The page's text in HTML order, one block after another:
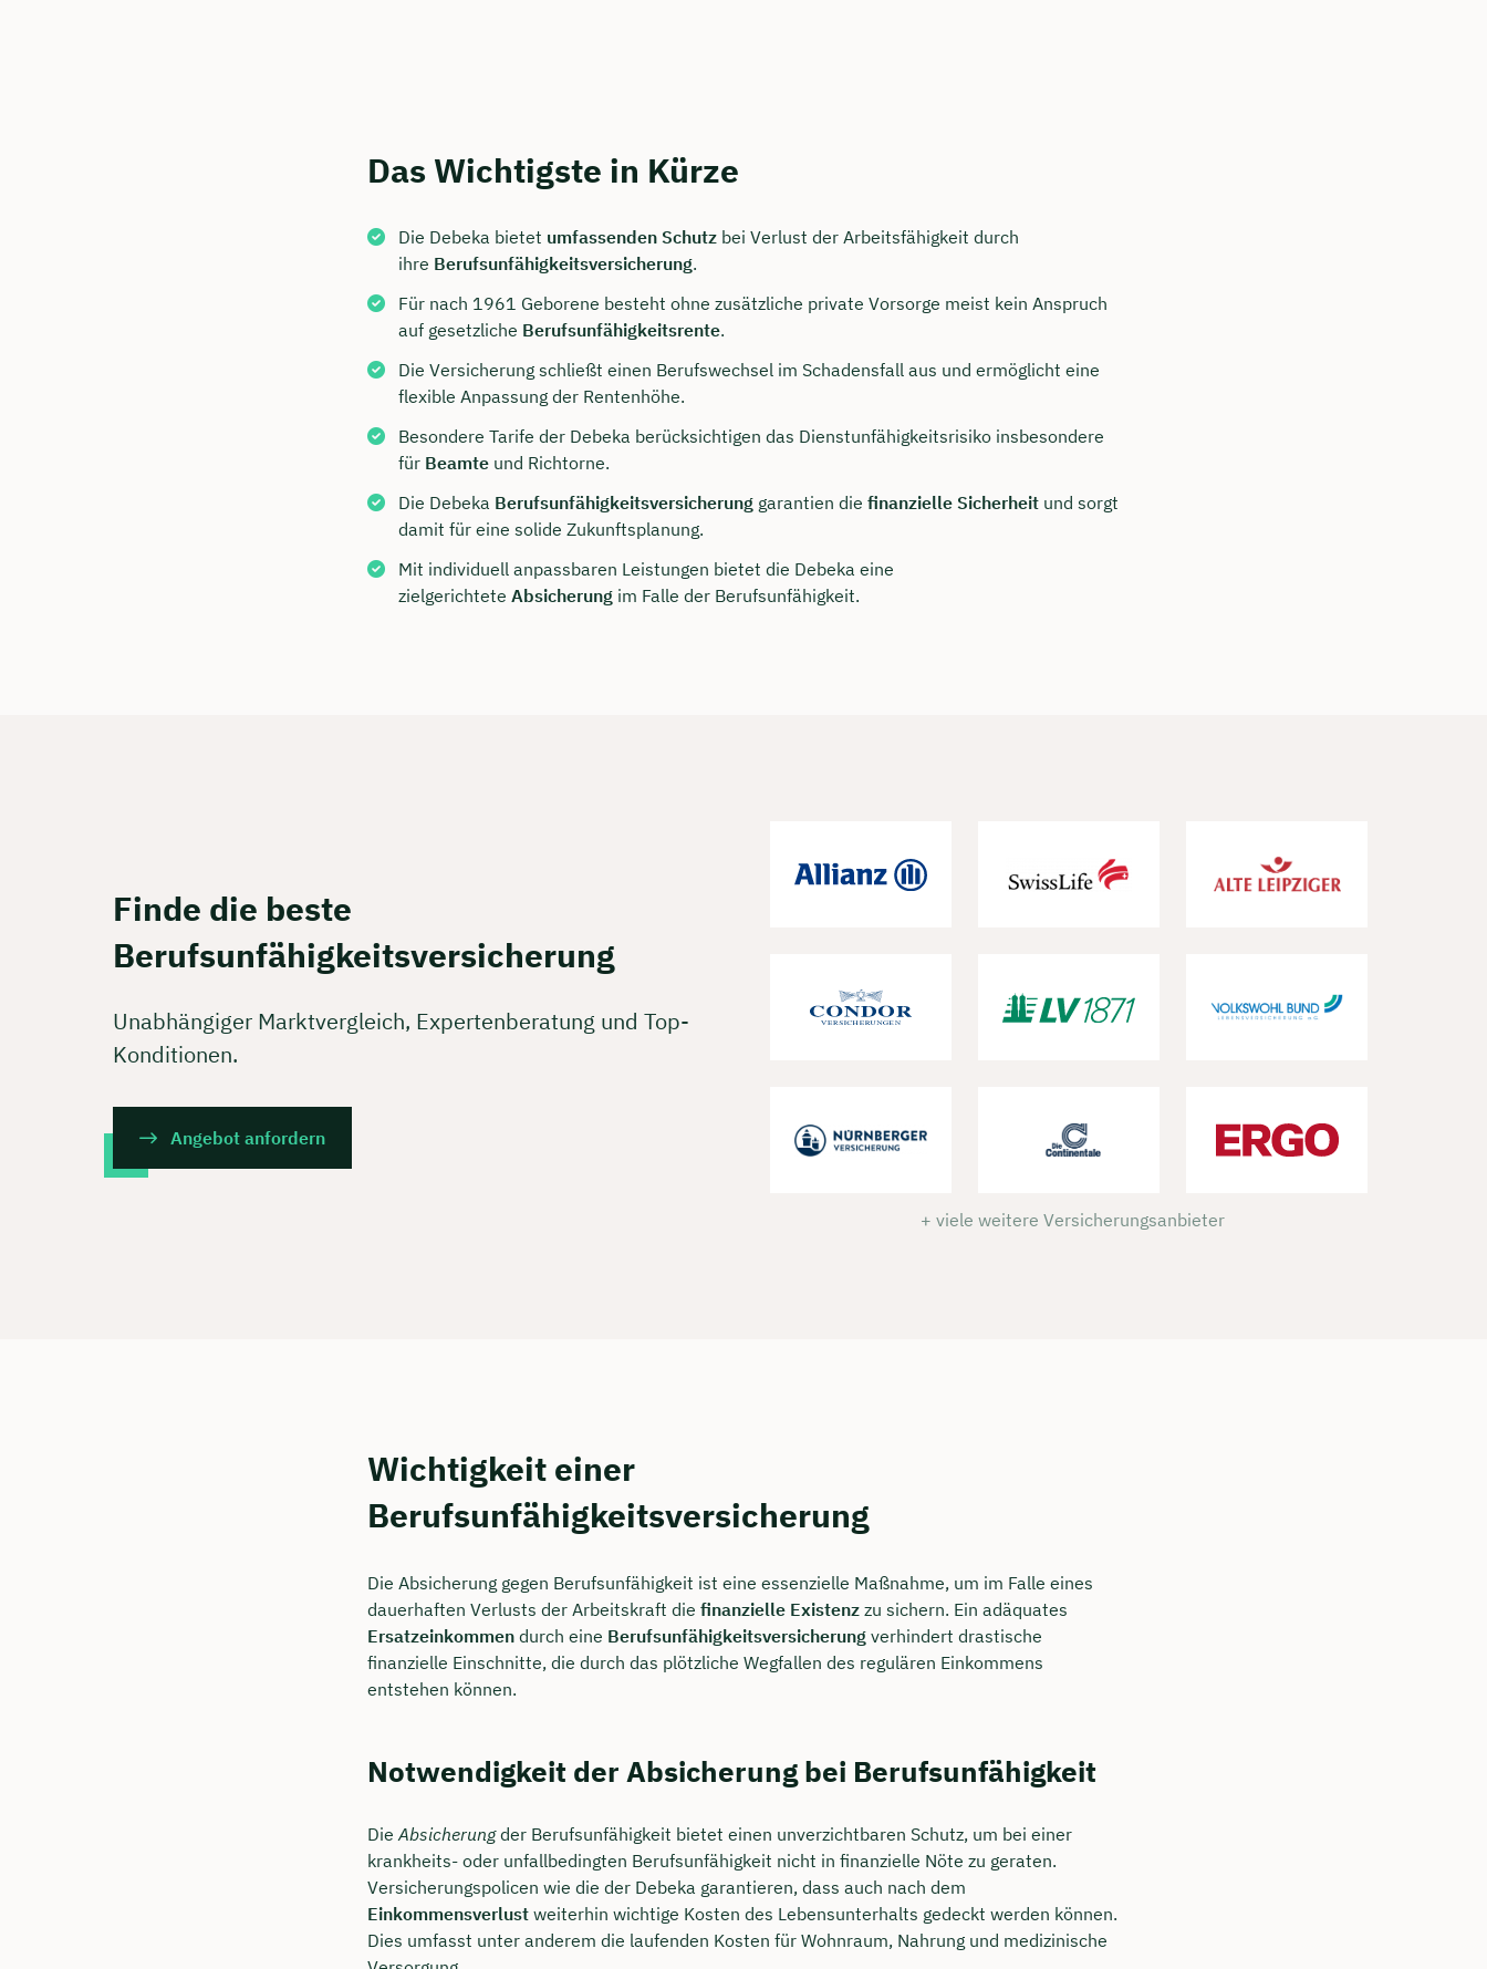
Das Wichtigste in Kürze
Die Debeka bietet umfassenden Schutz bei Verlust der Arbeitsfähigkeit durch
ihre Berufsunfähigkeitsversicherung.
Für nach 1961 Geborene besteht ohne zusätzliche private Vorsorge meist kein Anspruch
auf gesetzliche Berufsunfähigkeitsrente.
Die Versicherung schließt einen Berufswechsel im Schadensfall aus und ermöglicht eine
flexible Anpassung der Rentenhöhe.
Besondere Tarife der Debeka berücksichtigen das Dienstunfähigkeitsrisiko insbesondere
für Beamte und Richtorne.
Die Debeka Berufsunfähigkeitsversicherung garantien die finanzielle Sicherheit und sorgt
damit für eine solide Zukunftsplanung.
Mit individuell anpassbaren Leistungen bietet die Debeka eine
zielgerichtete Absicherung im Falle der Berufsunfähigkeit.
Finde die beste
Berufsunfähigkeitsversicherung
Unabhängiger Marktvergleich, Expertenberatung und Top-
Konditionen.
Angebot anfordern
+ viele weitere Versicherungsanbieter
Wichtigkeit einer
Berufsunfähigkeitsversicherung
Die Absicherung gegen Berufsunfähigkeit ist eine essenzielle Maßnahme, um im Falle eines
dauerhaften Verlusts der Arbeitskraft die finanzielle Existenz zu sichern. Ein adäquates
Ersatzeinkommen durch eine Berufsunfähigkeitsversicherung verhindert drastische
finanzielle Einschnitte, die durch das plötzliche Wegfallen des regulären Einkommens
entstehen können.
Notwendigkeit der Absicherung bei Berufsunfähigkeit
Die Absicherungder Berufsunfähigkeit bietet einen unverzichtbaren Schutz, um bei einer
krankheits- oder unfallbedingten Berufsunfähigkeit nicht in finanzielle Nöte zu geraten.
Versicherungspolicen wie die der Debeka garantieren, dass auch nach dem
Einkommensverlust weiterhin wichtige Kosten des Lebensunterhalts gedeckt werden können.
Dies umfasst unter anderem die laufenden Kosten für Wohnraum, Nahrung und medizinische
Jetzt persönliches
Beratungsgespräch mit Tobias
Niendieck sichern 🤝
Wir beraten dich Montag bis Freitag von 8 bis 18 Uhr
Dauer: ca. 30 Minuten
🗓️ Wählen Sie jetzt Ihren Wunschtermin: